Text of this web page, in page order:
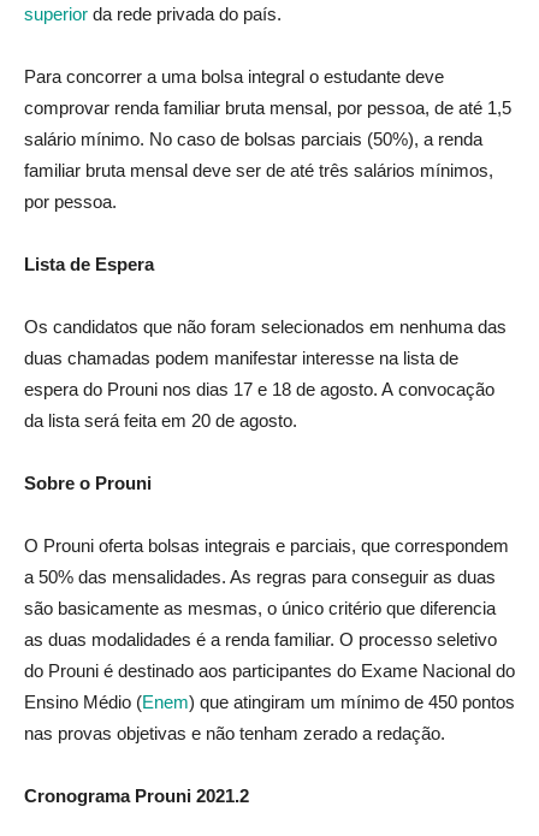
superior da rede privada do país.
Para concorrer a uma bolsa integral o estudante deve
comprovar renda familiar bruta mensal, por pessoa, de até 1,5
salário mínimo. No caso de bolsas parciais (50%), a renda
familiar bruta mensal deve ser de até três salários mínimos,
por pessoa.
Lista de Espera
Os candidatos que não foram selecionados em nenhuma das
duas chamadas podem manifestar interesse na lista de
espera do Prouni nos dias 17 e 18 de agosto. A convocação
da lista será feita em 20 de agosto.
Sobre o Prouni
O Prouni oferta bolsas integrais e parciais, que correspondem
a 50% das mensalidades. As regras para conseguir as duas
são basicamente as mesmas, o único critério que diferencia
as duas modalidades é a renda familiar. O processo seletivo
do Prouni é destinado aos participantes do Exame Nacional do
Ensino Médio (Enem) que atingiram um mínimo de 450 pontos
nas provas objetivas e não tenham zerado a redação.
Cronograma Prouni 2021.2